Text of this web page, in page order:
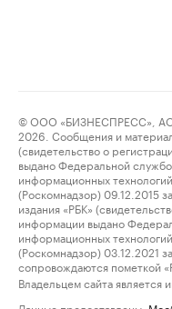
© ООО «БИЗНЕСПРЕСС»,
2026. Сообщения и
(свидетельство о
выдано Федеральной
информационных
(Роскомнадзор) 09.12.2015
издания «РБК»
информации выдано
информационных
(Роскомнадзор) 03.12.2021
сопровождаются пометкой
Владельцем сайта является